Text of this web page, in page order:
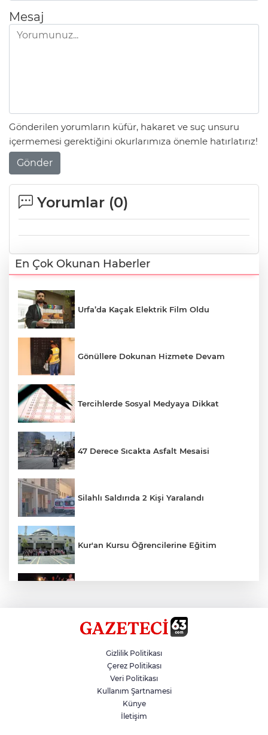
Mesaj
Gönderilen yorumların küfür, hakaret ve suç unsuru
içermemesi gerektiğini okurlarımıza önemle hatırlatırız!
Gönder
Yorumlar (0)
En Çok Okunan Haberler
Urfa’da Kaçak Elektrik Film Oldu
Gönüllere Dokunan Hizmete Devam
Tercihlerde Sosyal Medyaya Dikkat
47 Derece Sıcakta Asfalt Mesaisi
Silahlı Saldırıda 2 Kişi Yaralandı
Kur'an Kursu Öğrencilerine Eğitim
Siverek’te Mahmut Gülel Dönemi
Filistin Konvoyuna Coşkulu Karşılama
Gizlilik Politikası
Çerez Politikası
Veri Politikası
Kullanım Şartnamesi
Künye
İletişim